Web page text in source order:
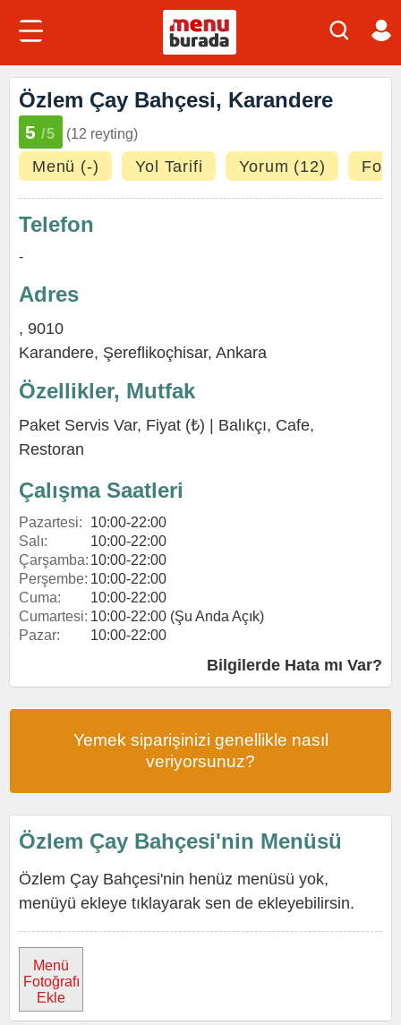
Özlem Çay Bahçesi, Karandere
5 /5 (12 reyting)
Menü (-) Yol Tarifi Yorum (12)
Telefon
-
Adres
, 9010
Karandere, Şereflikoçhisar, Ankara
Özellikler, Mutfak
Paket Servis Var, Fiyat (₺) | Balıkçı, Cafe,
Restoran
Çalışma Saatleri
Pazartesi:
10:00-22:00
Salı:
10:00-22:00
Çarşamba: 10:00-22:00
Perşembe: 10:00-22:00
Cuma:
10:00-22:00
Cumartesi: 10:00-22:00 (Şu Anda Açık)
Pazar:
10:00-22:00
Bilgilerde Hata mı Var?
Yemek siparişinizi genellikle nasıl
veriyorsunuz?
Özlem Çay Bahçesi'nin Menüsü
Özlem Çay Bahçesi'nin henüz menüsü yok,
menüyü ekleye tıklayarak sen de ekleyebilirsin.
Menü
Fotoğrafı
Ekle